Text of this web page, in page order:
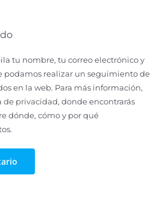
tu nombre, tu correo electrónico y
podamos realizar un seguimiento de
en la web. Para más información,
de privacidad, donde encontrarás
dónde, cómo y por qué